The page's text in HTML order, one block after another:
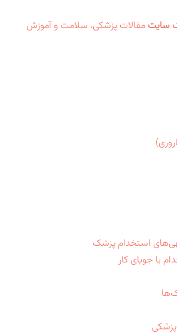
سایت مقالات پزشکی، سلامت و آموزش
استخدام پزشک
یا جویای کار